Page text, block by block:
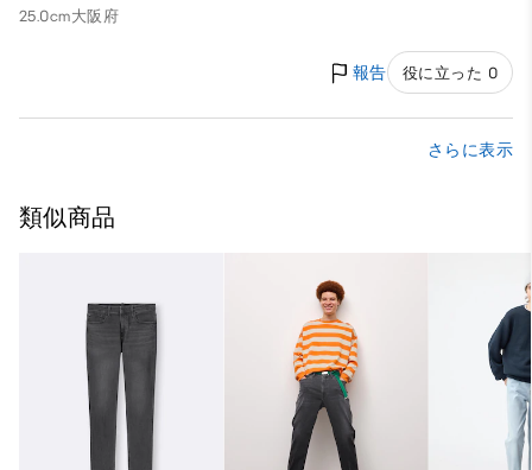
25.0cm大阪府
報告 役に立った 0
さらに表示
類似商品